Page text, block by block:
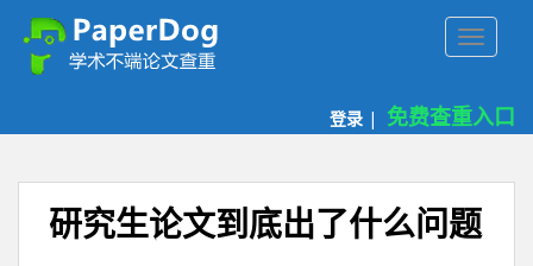
登录 | 免费查重入口
研究生论文到底出了什么问题